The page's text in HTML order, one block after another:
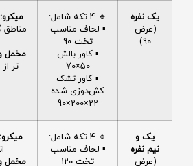
یک نفره
(عرض
90)
🔹 4 تکه شامل:
▪️ لحاف مناسب
تخت 90
▪️ کاور بالش
50×70
▪️ کاور تشک
کش‌دوزی شده
22×200×90
میکرو:
مناطق
مخمل
تر
یک و
نیم نفره
(عرض
🔹 4 تکه شامل:
▪️ لحاف مناسب
تخت 120
میکرو:
مخمل